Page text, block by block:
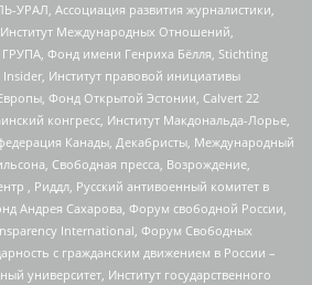
Ассоциация развития журналистики,
Международных Отношений,
Фонд имени Генриха Бёлля, Stichting
Институт правовой инициативы
Фонд Открытой Эстонии, Calvert 22
конгресс, Институт Макдональда-Лорье,
Канады, Декабристы, Международный
Свободная пресса, Возрождение,
, Риддл, Русский антивоенный комитет в
Андрея Сахарова, Форум свободной России,
International, Форум Свободных
с гражданским движением в России –
университет, Институт государственного